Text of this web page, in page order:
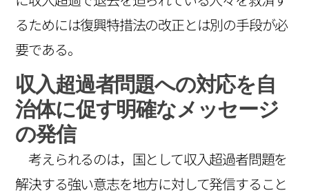
るためには復興特措法の改正とは別の手段が必
要である。
収入超過者問題への対応を自
治体に促す明確なメッセージ
の発信
考えられるのは，国として収入超過者問題を
解決する強い意志を地方に対して発信すること